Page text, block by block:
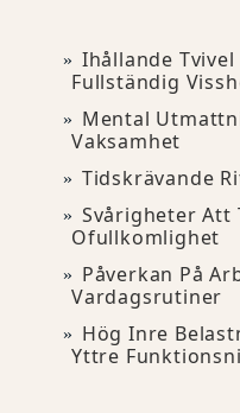
Ihållande Tvivel
Fullständig
Mental
Vaksamhet
Tidskrävande
Svårigheter Att
Ofullkomlighet
Påverkan På
Vardagsrutiner
Hög Inre
Yttre